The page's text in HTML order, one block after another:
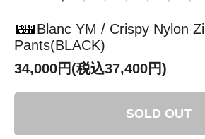
Blanc YM / Crispy Nylon
Pants(BLACK)
34,000円(税込37,400円)
SOLD OUT